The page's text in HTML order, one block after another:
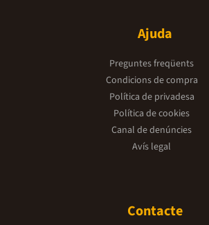
Ajuda
Preguntes freqüents
Condicions de compra
Política de privadesa
Política de cookies
Canal de denúncies
Avís legal
Contacte